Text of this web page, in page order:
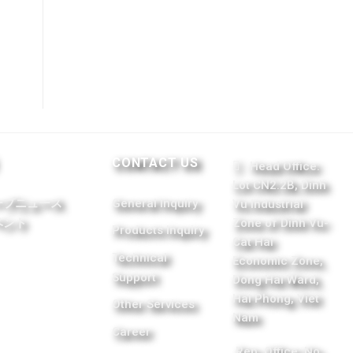
プニュース
ント
CONTACT US
General Inquiry
Products Inquiry
Technical
Support
Other Services
Career
Head Office:
Lot CN2.2B, Dinh
Vu Industrial
Zone of Dinh Vu-
Cat Hai
Economic Zone,
Dong Hai Ward,
Hai Phong, Viet
Nam